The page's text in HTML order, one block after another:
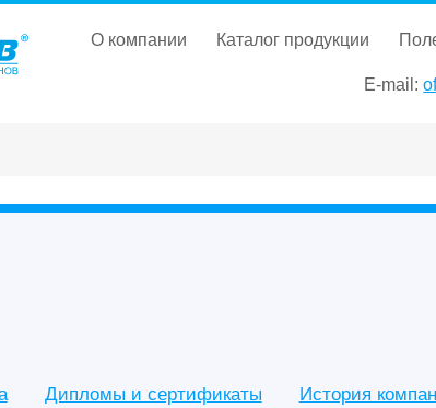
о компании каталог продукции
E-mail:
Дипломы и сертификаты История